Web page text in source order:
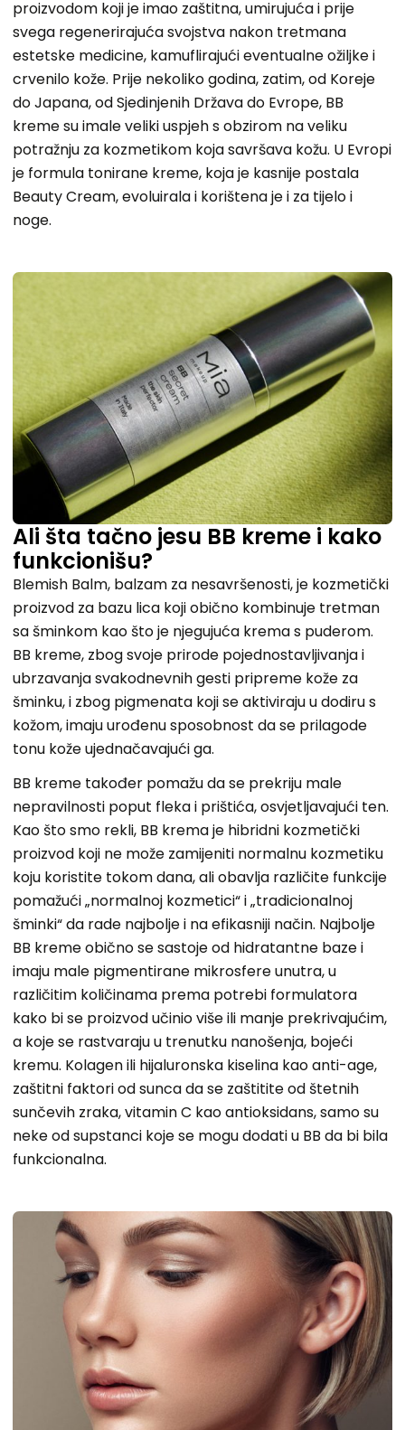
proizvodom koji je imao zaštitna, umirujuća i prije
svega regenerirajuća svojstva nakon tretmana
estetske medicine, kamuflirajući eventualne ožiljke i
crvenilo kože. Prije nekoliko godina, zatim, od Koreje
do Japana, od Sjedinjenih Država do Evrope, BB
kreme su imale veliki uspjeh s obzirom na veliku
potražnju za kozmetikom koja savršava kožu. U Evropi
je formula tonirane kreme, koja je kasnije postala
Beauty Cream, evoluirala i korištena je i za tijelo i
noge.
Ali šta tačno jesu BB kreme i kako
funkcionišu?
Blemish Balm, balzam za nesavršenosti, je kozmetički
proizvod za bazu lica koji obično kombinuje tretman
sa šminkom kao što je njegujuća krema s puderom.
BB kreme, zbog svoje prirode pojednostavljivanja i
ubrzavanja svakodnevnih gesti pripreme kože za
šminku, i zbog pigmenata koji se aktiviraju u dodiru s
kožom, imaju urođenu sposobnost da se prilagode
tonu kože ujednačavajući ga.
BB kreme također pomažu da se prekriju male
nepravilnosti poput fleka i prištića, osvjetljavajući ten.
Kao što smo rekli, BB krema je hibridni kozmetički
proizvod koji ne može zamijeniti normalnu kozmetiku
koju koristite tokom dana, ali obavlja različite funkcije
pomažući „normalnoj kozmetici“ i „tradicionalnoj
šminki“ da rade najbolje i na efikasniji način. Najbolje
BB kreme obično se sastoje od hidratantne baze i
imaju male pigmentirane mikrosfere unutra, u
različitim količinama prema potrebi formulatora
kako bi se proizvod učinio više ili manje prekrivajućim,
a koje se rastvaraju u trenutku nanošenja, bojeći
kremu. Kolagen ili hijaluronska kiselina kao anti-age,
zaštitni faktori od sunca da se zaštitite od štetnih
sunčevih zraka, vitamin C kao antioksidans, samo su
neke od supstanci koje se mogu dodati u BB da bi bila
funkcionalna.